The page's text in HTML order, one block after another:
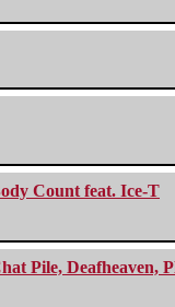
Count feat. Ice-T
Pile, Deafheaven,